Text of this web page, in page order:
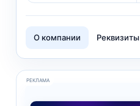
О компании Реквизиты
РЕКЛАМА